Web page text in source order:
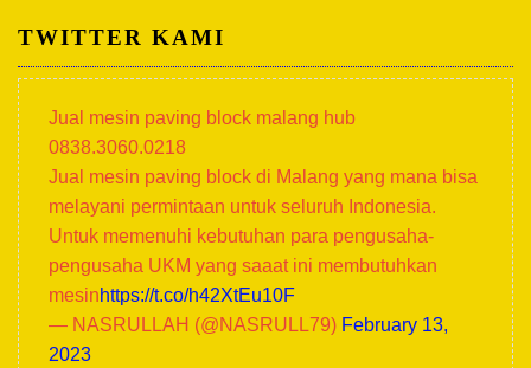
TWITTER KAMI
Jual mesin paving block malang hub
0838.3060.0218
Jual mesin paving block di Malang yang mana bisa
melayani permintaan untuk seluruh Indonesia.
Untuk memenuhi kebutuhan para pengusaha-
pengusaha UKM yang saaat ini membutuhkan
mesinhttps://t.co/h42XtEu10F
— NASRULLAH (@NASRULL79) February 13,
2023